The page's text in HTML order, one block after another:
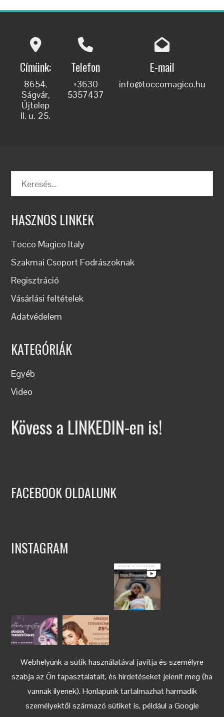
Webhelyünk a sütik használatával javítja és személyre
szabja az Ön tapasztalatait, és hirdetéseket jelenít meg (ha
vannak ilyenek). Honlapunk tartalmazhat harmadik
személyektől származó sütiket is, például a Google
Címünk:
8654.
Ságvár,
Újtelep
II. u. 25.
Telefon
+3630
5357437
E-mail
info@toccomagico.hu
Keresés:
HASZNOS LINKEK
Tocco Magico Italy
Szakmai Csoport Fodrászoknak
Regisztráció
Vásárlási feltételek
Adatvédelem
KATEGÓRIÁK
Egyéb
Video
Kövess a LINKEDIN-en is!
FACEBOOK OLDALUNK
INSTAGRAM